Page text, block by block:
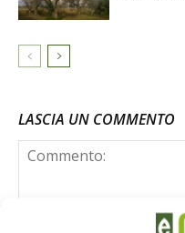
LASCIA UN COMMENTO